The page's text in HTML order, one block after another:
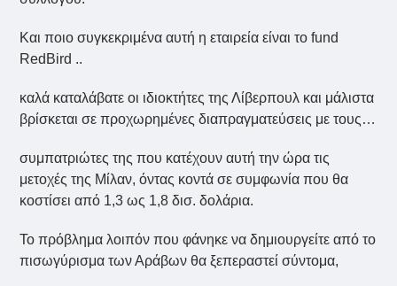
Και ποιο συγκεκριμένα αυτή η εταιρεία είναι το fund
RedBird ..
καλά καταλάβατε οι ιδιοκτήτες της Λίβερπουλ και μάλιστα
βρίσκεται σε προχωρημένες διαπραγματεύσεις με τους…
συμπατριώτες της που κατέχουν αυτή την ώρα τις
μετοχές της Μίλαν, όντας κοντά σε συμφωνία που θα
κοστίσει από 1,3 ως 1,8 δισ. δολάρια.
Το πρόβλημα λοιπόν που φάνηκε να δημιουργείτε από το
πισωγύρισμα των Αράβων θα ξεπεραστεί σύντομα,